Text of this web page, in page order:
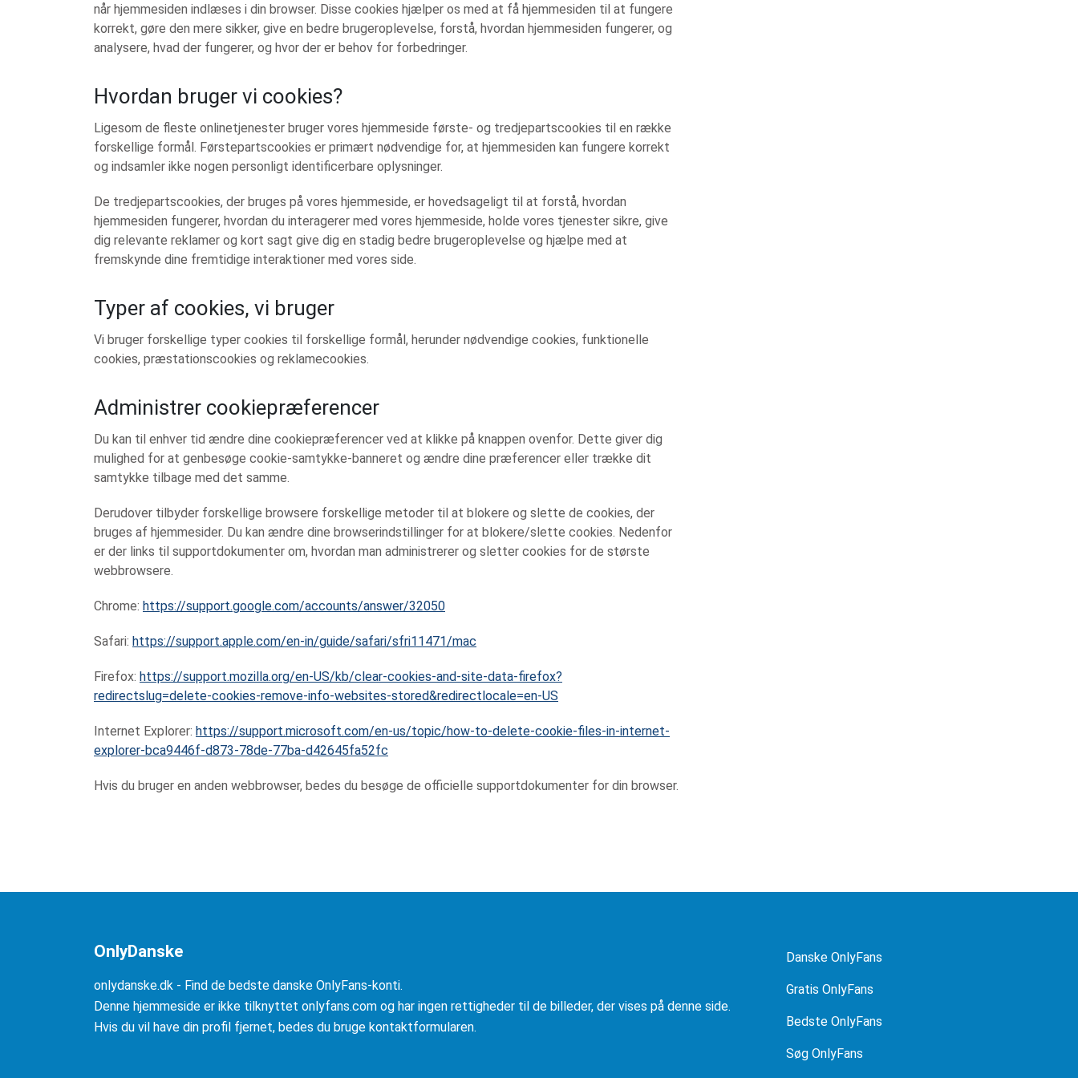
når hjemmesiden indlæses i din browser. Disse cookies hjælper os med at få hjemmesiden til at fungere
korrekt, gøre den mere sikker, give en bedre brugeroplevelse, forstå, hvordan hjemmesiden fungerer, og
analysere, hvad der fungerer, og hvor der er behov for forbedringer.
Hvordan bruger vi cookies?
Ligesom de fleste onlinetjenester bruger vores hjemmeside første- og tredjepartscookies til en række
forskellige formål. Førstepartscookies er primært nødvendige for, at hjemmesiden kan fungere korrekt
og indsamler ikke nogen personligt identificerbare oplysninger.
De tredjepartscookies, der bruges på vores hjemmeside, er hovedsageligt til at forstå, hvordan
hjemmesiden fungerer, hvordan du interagerer med vores hjemmeside, holde vores tjenester sikre, give
dig relevante reklamer og kort sagt give dig en stadig bedre brugeroplevelse og hjælpe med at
fremskynde dine fremtidige interaktioner med vores side.
Typer af cookies, vi bruger
Vi bruger forskellige typer cookies til forskellige formål, herunder nødvendige cookies, funktionelle
cookies, præstationscookies og reklamecookies.
Administrer cookiepræferencer
Du kan til enhver tid ændre dine cookiepræferencer ved at klikke på knappen ovenfor. Dette giver dig
mulighed for at genbesøge cookie-samtykke-banneret og ændre dine præferencer eller trække dit
samtykke tilbage med det samme.
Derudover tilbyder forskellige browsere forskellige metoder til at blokere og slette de cookies, der
bruges af hjemmesider. Du kan ændre dine browserindstillinger for at blokere/slette cookies. Nedenfor
er der links til supportdokumenter om, hvordan man administrerer og sletter cookies for de største
webbrowsere.
Chrome: https://support.google.com/accounts/answer/32050
Safari: https://support.apple.com/en-in/guide/safari/sfri11471/mac
Firefox: https://support.mozilla.org/en-US/kb/clear-cookies-and-site-data-firefox?
redirectslug=delete-cookies-remove-info-websites-stored&redirectlocale=en-US
Internet Explorer: https://support.microsoft.com/en-us/topic/how-to-delete-cookie-files-in-internet-
explorer-bca9446f-d873-78de-77ba-d42645fa52fc
Hvis du bruger en anden webbrowser, bedes du besøge de officielle supportdokumenter for din browser.
OnlyDanske
onlydanske.dk - Find de bedste danske OnlyFans-konti.
Denne hjemmeside er ikke tilknyttet onlyfans.com og har ingen rettigheder til de billeder, der vises på denne side.
Hvis du vil have din profil fjernet, bedes du bruge kontaktformularen.
Danske OnlyFans
Gratis OnlyFans
Bedste OnlyFans
Søg OnlyFans